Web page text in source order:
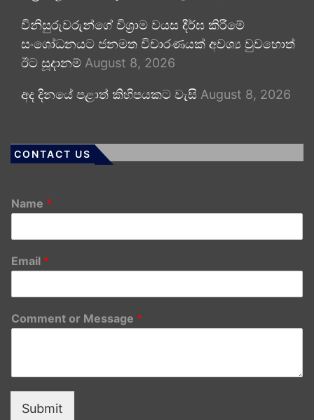
විනිසුරුවරුන්ගේ විශ්‍රාම වයස දීර්ඝ කිරීමේ
සංශෝධනයට ජනමත විචාරණයක් අවශ්‍ය වුවහොත්
ඊට සූදානම් August 8, 2026
අද දිනයේ පළාත් කිහිපයකට වැසි August 8, 2026
CONTACT US
Name *
Email *
Comment or Message *
Submit